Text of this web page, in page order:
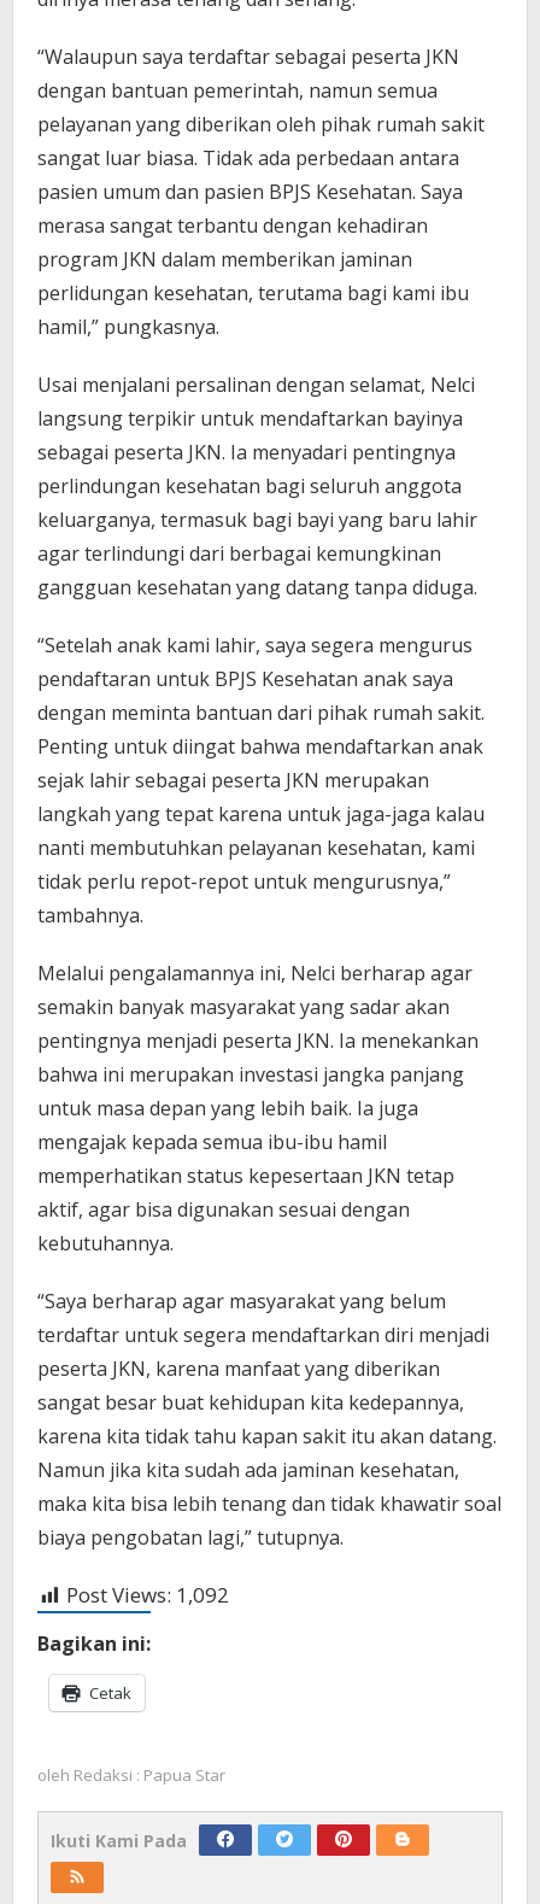
“Walaupun saya terdaftar sebagai peserta JKN
dengan bantuan pemerintah, namun semua
pelayanan yang diberikan oleh pihak rumah sakit
sangat luar biasa. Tidak ada perbedaan antara
pasien umum dan pasien BPJS Kesehatan. Saya
merasa sangat terbantu dengan kehadiran
program JKN dalam memberikan jaminan
perlidungan kesehatan, terutama bagi kami ibu
hamil,” pungkasnya.
Usai menjalani persalinan dengan selamat, Nelci
langsung terpikir untuk mendaftarkan bayinya
sebagai peserta JKN. Ia menyadari pentingnya
perlindungan kesehatan bagi seluruh anggota
keluarganya, termasuk bagi bayi yang baru lahir
agar terlindungi dari berbagai kemungkinan
gangguan kesehatan yang datang tanpa diduga.
“Setelah anak kami lahir, saya segera mengurus
pendaftaran untuk BPJS Kesehatan anak saya
dengan meminta bantuan dari pihak rumah sakit.
Penting untuk diingat bahwa mendaftarkan anak
sejak lahir sebagai peserta JKN merupakan
langkah yang tepat karena untuk jaga-jaga kalau
nanti membutuhkan pelayanan kesehatan, kami
tidak perlu repot-repot untuk mengurusnya,”
tambahnya.
Melalui pengalamannya ini, Nelci berharap agar
semakin banyak masyarakat yang sadar akan
pentingnya menjadi peserta JKN. Ia menekankan
bahwa ini merupakan investasi jangka panjang
untuk masa depan yang lebih baik. Ia juga
mengajak kepada semua ibu-ibu hamil
memperhatikan status kepesertaan JKN tetap
aktif, agar bisa digunakan sesuai dengan
kebutuhannya.
“Saya berharap agar masyarakat yang belum
terdaftar untuk segera mendaftarkan diri menjadi
peserta JKN, karena manfaat yang diberikan
sangat besar buat kehidupan kita kedepannya,
karena kita tidak tahu kapan sakit itu akan datang.
Namun jika kita sudah ada jaminan kesehatan,
maka kita bisa lebih tenang dan tidak khawatir soal
biaya pengobatan lagi,” tutupnya.
Post Views: 1,092
Bagikan ini:
Cetak
oleh Redaksi : Papua Star
Ikuti Kami Pada